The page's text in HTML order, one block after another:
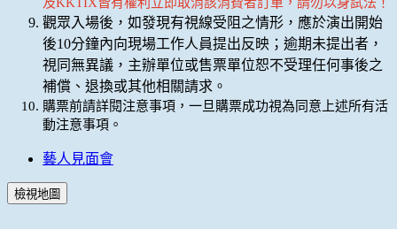
觀眾入場後，如發現有視線受阻之情形，應於演出開始
後10分鐘內向現場工作人員提出反映；逾期未提出者，
視同無異議，主辦單位或售票單位恕不受理任何事後之
補償、退換或其他相關請求。
購票前請詳閱注意事項，一旦購票成功視為同意上述所有活
動注意事項。
藝人見面會
檢視地圖